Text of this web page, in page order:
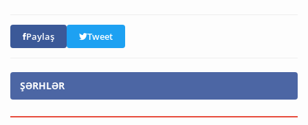
Paylaş Tweet
ŞƏRHLƏR